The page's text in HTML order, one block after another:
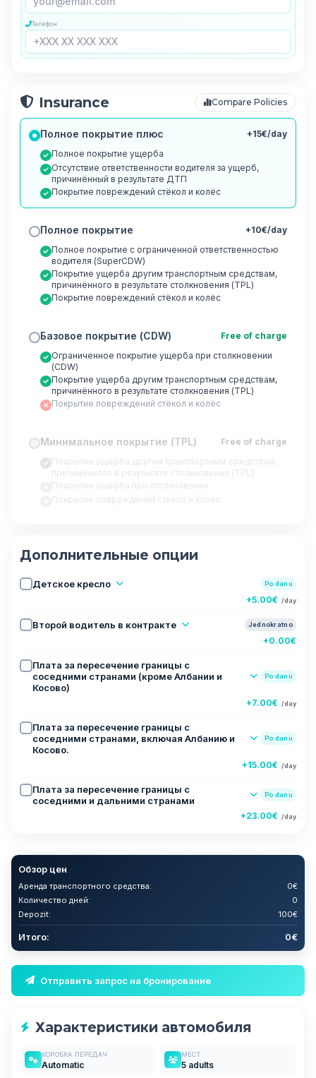
Телефон
Insurance Compare Policies
Полное покрытие плюс
+15€/day
Полное покрытие ущерба
Отсутствие ответственности водителя за ущерб,
причинённый в результате ДТП
Покрытие повреждений стёкол и колёс
Полное покрытие
+10€/day
Полное покрытие с ограниченной ответственностью
водителя (SuperCDW)
Покрытие ущерба другим транспортным средствам,
причинённого в результате столкновения (TPL)
Покрытие повреждений стёкол и колёс
Базовое покрытие (CDW)
Free of charge
Ограниченное покрытие ущерба при столкновении
(CDW)
Покрытие ущерба другим транспортным средствам,
причинённого в результате столкновения (TPL)
Покрытие повреждений стёкол и колёс
Минимальное покрытие (TPL)
Free of charge
Покрытие ущерба другим транспортным средствам,
причинённого в результате столкновения (TPL)
Покрытие ущерба при столкновении
Покрытие повреждений стёкол и колёс
Дополнительные опции
Детское кресло Po danu
+5.00€ /day
Второй водитель в контракте Jednokratno
+0.00€
Плата за пересечение границы с
соседними странами (кроме Албании и
Косово)
Po danu
+7.00€ /day
Плата за пересечение границы с
соседними странами, включая Албанию и
Косово.
Po danu
+15.00€ /day
Плата за пересечение границы с
соседними и дальними странами
Po danu
+23.00€ /day
Обзор цен
Аренда транспортного средства:
0€
Количество дней:
0
Depozit:
100€
Итого: 0€
Отправить запрос на бронирование
Характеристики автомобиля
КОРОБКА ПЕРЕДАЧ
Automatic
МЕСТ
5 adults